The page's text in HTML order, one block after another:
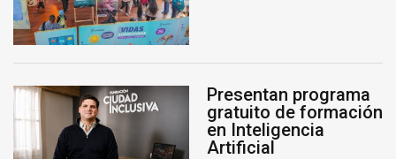
Presentan programa
gratuito de formación
en Inteligencia
Artificial